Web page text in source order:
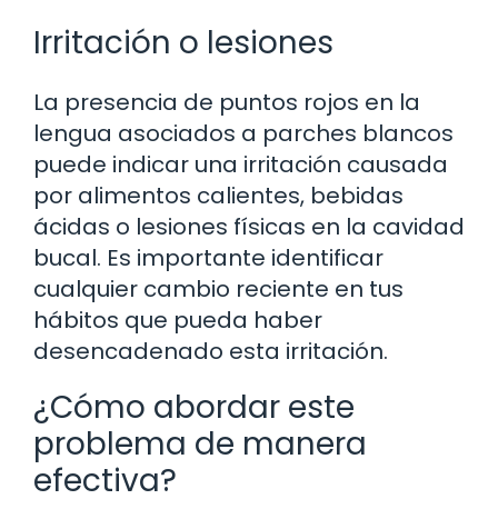
Irritación o lesiones
La presencia de puntos rojos en la
lengua asociados a parches blancos
puede indicar una irritación causada
por alimentos calientes, bebidas
ácidas o lesiones físicas en la cavidad
bucal. Es importante identificar
cualquier cambio reciente en tus
hábitos que pueda haber
desencadenado esta irritación.
¿Cómo abordar este
problema de manera
efectiva?